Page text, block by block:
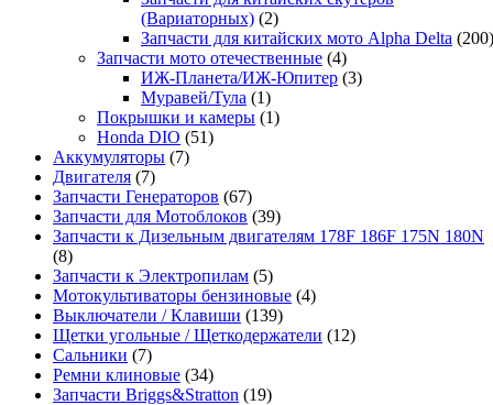
(Вариаторных) (2)
Запчасти для китайских мото Alpha Delta (200)
Запчасти мото отечественные (4)
ИЖ-Планета/ИЖ-Юпитер (3)
Муравей/Тула (1)
Покрышки и камеры (1)
Honda DIO (51)
Аккумуляторы (7)
Двигателя (7)
Запчасти Генераторов (67)
Запчасти для Мотоблоков (39)
Запчасти к Дизельным двигателям 178F 186F 175N 180N
(8)
Запчасти к Электропилам (5)
Мотокультиваторы бензиновые (4)
Выключатели / Клавиши (139)
Щетки угольные / Щеткодержатели (12)
Сальники (7)
Ремни клиновые (34)
Запчасти Briggs&Stratton (19)